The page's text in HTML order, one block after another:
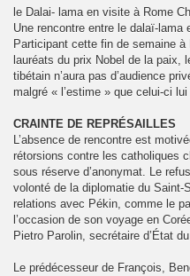
le Dalai- lama en visite à Rome
Une rencontre entre le dalaï-lama
Participant cette fin de semaine
lauréats du prix Nobel de la paix,
tibétain n’aura pas d’audience
malgré « l’estime » que celui-ci
CRAINTE DE REPRÉSAILLES
L’absence de rencontre est
rétorsions contre les catholiques
sous réserve d’anonymat. Le
volonté de la diplomatie du Saint-
relations avec Pékin, comme le
l’occasion de son voyage en
Pietro Parolin, secrétaire d’État
Le prédécesseur de François,